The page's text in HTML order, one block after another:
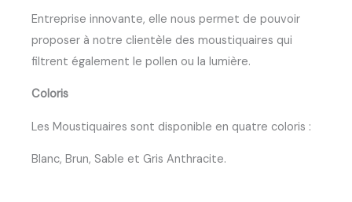
Entreprise innovante, elle nous permet de pouvoir
proposer à notre clientèle des moustiquaires qui
filtrent également le pollen ou la lumière.
Coloris
Les Moustiquaires sont disponible en quatre coloris :
Blanc, Brun, Sable et Gris Anthracite.